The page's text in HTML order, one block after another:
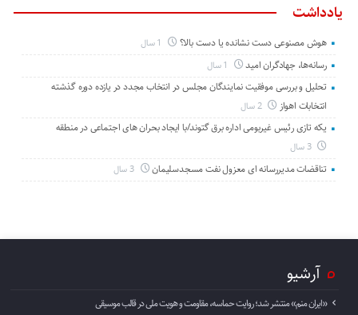
یادداشت
هوش مصنوعی دست نشانده یا دست بالا؟
رسانه‌ها، جهادگران امید
تحلیل و بررسی موفقیت نمایندگان مجلس در انتخاب مجدد در یازده دوره گذشته
انتخابات اهواز
2 سال
یکه تازی رئیس غیربومی اداره برق گتوند/با ایجاد بحران های اجتماعی در منطقه
3 سال
تناقضات مدیررسانه ای معزول نفت مسجدسلیمان 3 سال
آرشیو
«ایران منم» منتشر شد؛ روایت حماسه، مقاومت و هویت ملی در قالب موسیقی